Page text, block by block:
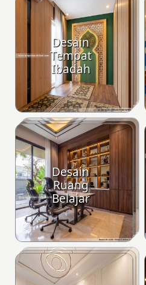
Desain
Tempat
Ibadah
Desain
Ruang
Belajar